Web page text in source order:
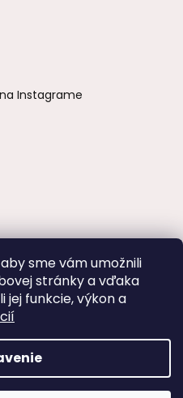
sme vám umožnili
stránky a vďaka
jej funkcie, výkon a
Instagrame
trendy, farby a
ktoré ženy robia
na svadbu